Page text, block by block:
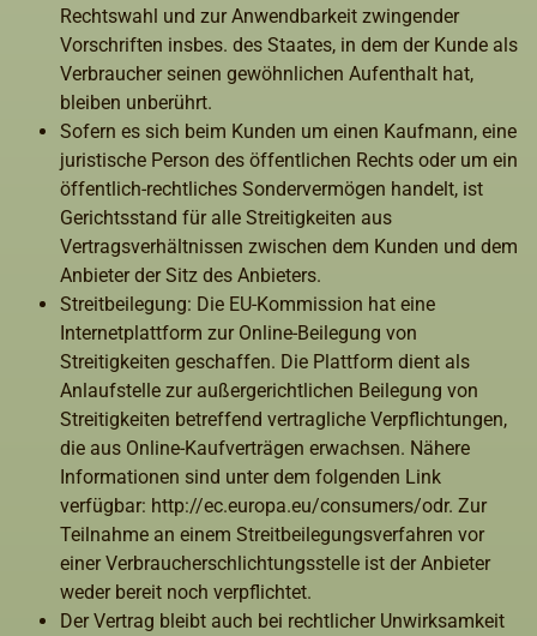
Rechtswahl und zur Anwendbarkeit zwingender
Vorschriften insbes. des Staates, in dem der Kunde als
Verbraucher seinen gewöhnlichen Aufenthalt hat,
bleiben unberührt.
Sofern es sich beim Kunden um einen Kaufmann, eine
juristische Person des öffentlichen Rechts oder um ein
öffentlich-rechtliches Sondervermögen handelt, ist
Gerichtsstand für alle Streitigkeiten aus
Vertragsverhältnissen zwischen dem Kunden und dem
Anbieter der Sitz des Anbieters.
Streitbeilegung: Die EU-Kommission hat eine
Internetplattform zur Online-Beilegung von
Streitigkeiten geschaffen. Die Plattform dient als
Anlaufstelle zur außergerichtlichen Beilegung von
Streitigkeiten betreffend vertragliche Verpflichtungen,
die aus Online-Kaufverträgen erwachsen. Nähere
Informationen sind unter dem folgenden Link
verfügbar: http://ec.europa.eu/consumers/odr. Zur
Teilnahme an einem Streitbeilegungsverfahren vor
einer Verbraucherschlichtungsstelle ist der Anbieter
weder bereit noch verpflichtet.
Der Vertrag bleibt auch bei rechtlicher Unwirksamkeit